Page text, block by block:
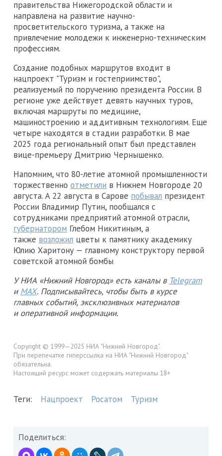
правительства Нижегородской области и
направлена на развитие научно-
просветительского туризма, а также на
привлечение молодежи к инженерно-техническим
профессиям.
Создание подобных маршрутов входит в
нацпроект "Туризм и гостеприимство",
реализуемый по поручению президента России. В
регионе уже действует девять научных туров,
включая маршруты по медицине,
машиностроению и аддитивным технологиям. Еще
четыре находятся в стадии разработки. В мае
2025 года региональный опыт был представлен
вице-премьеру Дмитрию Чернышенко.
Напомним, что 80-летие атомной промышленности
торжественно отметили в Нижнем Новгороде 20
августа. А 22 августа в Сарове побывал президент
России Владимир Путин, пообщался с
сотрудниками предприятий атомной отрасли,
губернатором Глебом Никитиным, а
также возложил цветы к памятнику академику
Юлию Харитону — главному конструктору первой
советской атомной бомбы
У НИА «Нижний Новгород» есть каналы в Telegram
и MAX. Подписывайтесь, чтобы быть в курсе
главных событий, эксклюзивных материалов
и оперативной информации.
Copyright © 1999—2025 НИА "Нижний Новгород".
При перепечатке гиперссылка на НИА "Нижний Новгород"
обязательна.
Настоящий ресурс может содержать материалы 18+
Теги: Нацпроект Росатом Туризм
Поделиться: